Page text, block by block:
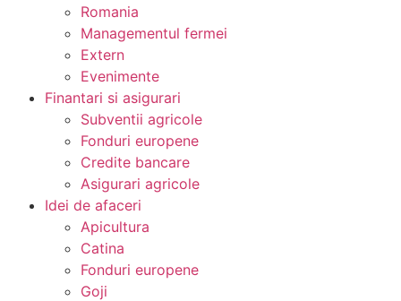
Romania
Managementul fermei
Extern
Evenimente
Finantari si asigurari
Subventii agricole
Fonduri europene
Credite bancare
Asigurari agricole
Idei de afaceri
Apicultura
Catina
Fonduri europene
Goji